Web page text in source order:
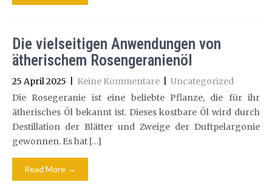
Die vielseitigen Anwendungen von
ätherischem Rosengeranienöl
25 April 2025 Keine Kommentare
Uncategorized
Die Rosegeranie ist eine beliebte Pflanze, die für ihr
ätherisches Öl bekannt ist. Dieses kostbare Öl wird durch
Destillation der Blätter und Zweige der Duftpelargonie
gewonnen. Es hat […]
Read More →